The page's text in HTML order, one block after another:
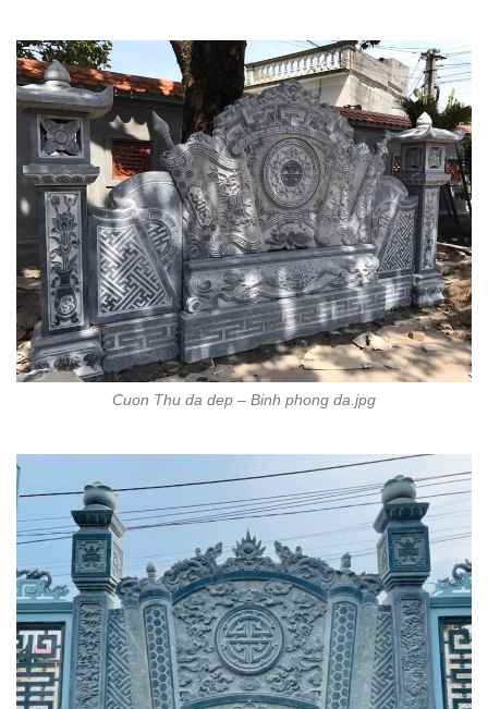
Cuon Thu da dep – Binh phong da.jpg